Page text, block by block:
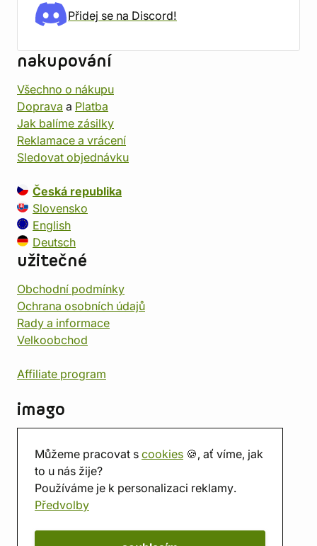
Můžeme pracovat s cookies 🍪, ať víme, jak
to u nás žije?
Používáme je k personalizaci reklamy.
Předvolby
Přidej se na Discord!
nakupování
Všechno o nákupu
Doprava a Platba
Jak balíme zásilky
Reklamace a vrácení
Sledovat objednávku
Česká republika
Slovensko
English
Deutsch
užitečné
Obchodní podmínky
Ochrana osobních údajů
Rady a informace
Velkoobchod
Affiliate program
imago
Prodejna
Herna
O nás
Hodnocení obchodu